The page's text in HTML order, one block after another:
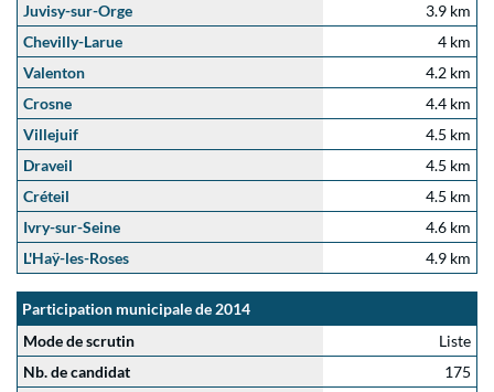
Juvisy-sur-Orge
3.9 km
Chevilly-Larue
4 km
Valenton
4.2 km
Crosne
4.4 km
Villejuif
4.5 km
Draveil
4.5 km
Créteil
4.5 km
Ivry-sur-Seine
4.6 km
L'Haÿ-les-Roses
4.9 km
Participation municipale de 2014
Mode de scrutin
Liste
Nb. de candidat
175